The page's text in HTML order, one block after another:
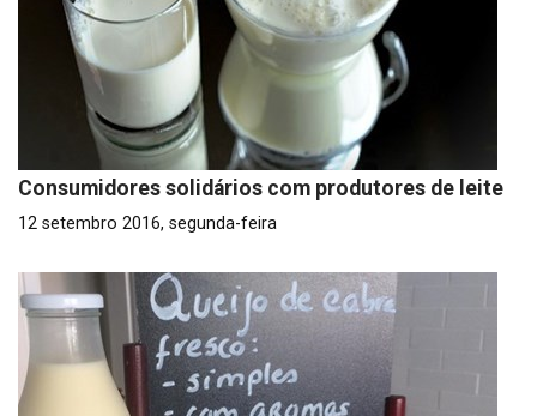
Consumidores solidários com produtores de leite
12 setembro 2016, segunda-feira